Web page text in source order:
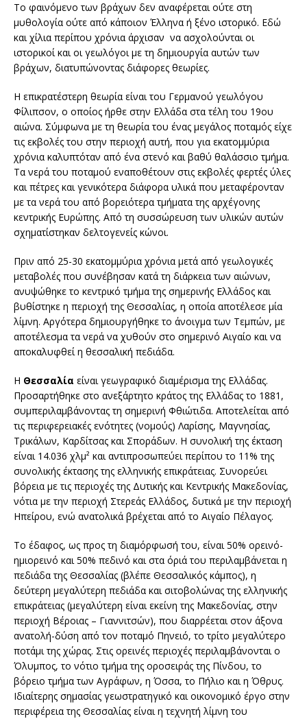
Το φαινόμενο των βράχων δεν αναφέρεται ούτε στη
μυθολογία ούτε από κάποιον Έλληνα ή ξένο ιστορικό. Εδώ
και χίλια περίπου χρόνια άρχισαν να ασχολούνται οι
ιστορικοί και οι γεωλόγοι με τη δημιουργία αυτών των
βράχων, διατυπώνοντας διάφορες θεωρίες.
Η επικρατέστερη θεωρία είναι του Γερμανού γεωλόγου
Φίλιπσον, ο οποίος ήρθε στην Ελλάδα στα τέλη του 19ου
αιώνα. Σύμφωνα με τη θεωρία του ένας μεγάλος ποταμός είχε
τις εκβολές του στην περιοχή αυτή, που για εκατομμύρια
χρόνια καλυπτόταν από ένα στενό και βαθύ θαλάσσιο τμήμα.
Τα νερά του ποταμού εναποθέτουν στις εκβολές φερτές ύλες
και πέτρες και γενικότερα διάφορα υλικά που μεταφέρονταν
με τα νερά του από βορειότερα τμήματα της αρχέγονης
κεντρικής Ευρώπης. Από τη συσσώρευση των υλικών αυτών
σχηματίστηκαν δελτογενείς κώνοι.
Πριν από 25-30 εκατομμύρια χρόνια μετά από γεωλογικές
μεταβολές που συνέβησαν κατά τη διάρκεια των αιώνων,
ανυψώθηκε το κεντρικό τμήμα της σημερινής Ελλάδος και
βυθίστηκε η περιοχή της Θεσσαλίας, η οποία αποτέλεσε μία
λίμνη. Αργότερα δημιουργήθηκε το άνοιγμα των Τεμπών, με
αποτέλεσμα τα νερά να χυθούν στο σημερινό Αιγαίο και να
αποκαλυφθεί η θεσσαλική πεδιάδα.
Η Θεσσαλία είναι γεωγραφικό διαμέρισμα της Ελλάδας.
Προσαρτήθηκε στο ανεξάρτητο κράτος της Ελλάδας το 1881,
συμπεριλαμβάνοντας τη σημερινή Φθιώτιδα. Αποτελείται από
τις περιφερειακές ενότητες (νομούς) Λαρίσης, Μαγνησίας,
Τρικάλων, Καρδίτσας και Σποράδων. H συνολική της έκταση
είναι 14.036 χλμ² και αντιπροσωπεύει περίπου το 11% της
συνολικής έκτασης της ελληνικής επικράτειας. Συνορεύει
βόρεια με τις περιοχές της Δυτικής και Κεντρικής Μακεδονίας,
νότια με την περιοχή Στερεάς Ελλάδος, δυτικά με την περιοχή
Ηπείρου, ενώ ανατολικά βρέχεται από το Αιγαίο Πέλαγος.
Το έδαφος, ως προς τη διαμόρφωσή του, είναι 50% ορεινό-
ημιορεινό και 50% πεδινό και στα όριά του περιλαμβάνεται η
πεδιάδα της Θεσσαλίας (βλέπε Θεσσαλικός κάμπος), η
δεύτερη μεγαλύτερη πεδιάδα και σιτοβολώνας της ελληνικής
επικράτειας (μεγαλύτερη είναι εκείνη της Μακεδονίας, στην
περιοχή Βέροιας – Γιαννιτσών), που διαρρέεται στον άξονα
ανατολή-δύση από τον ποταμό Πηνειό, το τρίτο μεγαλύτερο
ποτάμι της χώρας. Στις ορεινές περιοχές περιλαμβάνονται ο
Όλυμπος, το νότιο τμήμα της οροσειράς της Πίνδου, το
βόρειο τμήμα των Αγράφων, η Όσσα, το Πήλιο και η Όθρυς.
Ιδιαίτερης σημασίας γεωστρατηγικό και οικονομικό έργο στην
περιφέρεια της Θεσσαλίας είναι η τεχνητή λίμνη του